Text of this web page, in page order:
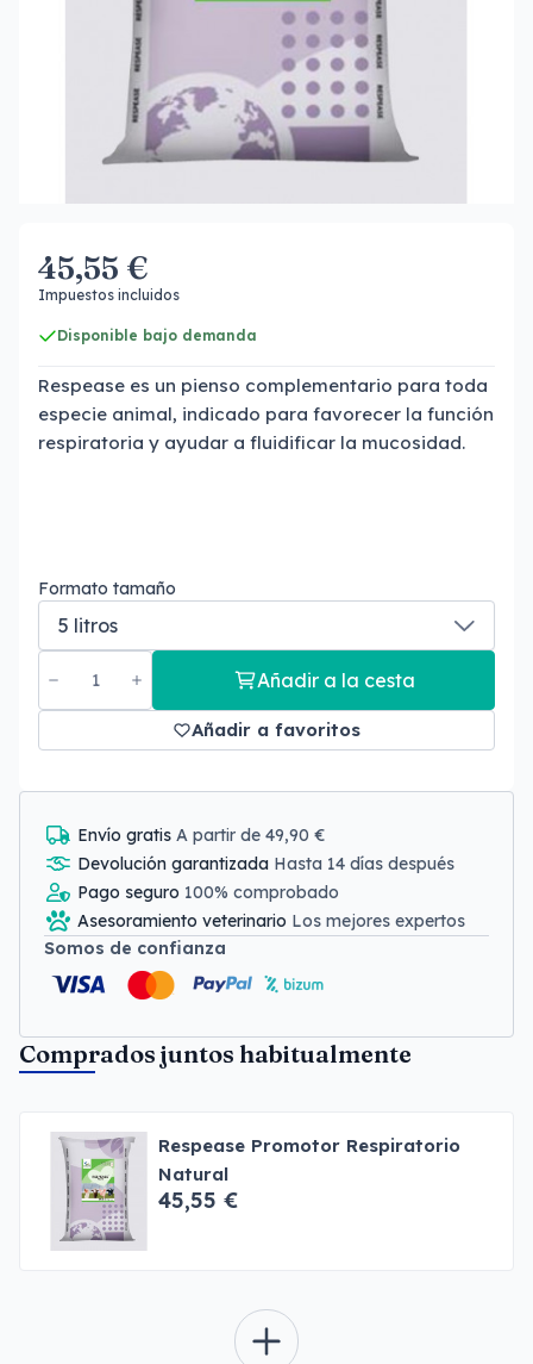
45,55 €
Impuestos incluidos
Disponible bajo demanda
Respease es un pienso complementario para toda
especie animal, indicado para favorecer la función
respiratoria y ayudar a fluidificar la mucosidad.
Formato tamaño
Añadir a la cesta
Añadir a favoritos
Envío gratis A partir de 49,90 €
Devolución garantizada Hasta 14 días después
Pago seguro 100% comprobado
Asesoramiento veterinario Los mejores expertos
Somos de confianza
Comprados juntos habitualmente
Respease Promotor Respiratorio
Natural
45,55 €